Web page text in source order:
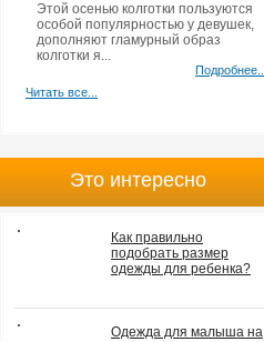
Этой осенью колготки пользуются
особой популярностью у девушек,
дополняют гламурный образ
колготки я...
Подробнее...
Читать все...
Это интересно
Как правильно
подобрать размер
одежды для ребенка?
Одежда для малыша на